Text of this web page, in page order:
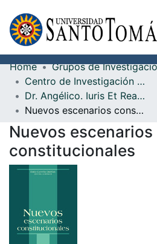
Communities & Collections
All of DSpace
Documents
Home
Grupos de
Centro de Investigación San Alberto Magno
Dr. Angélico. Iuris Et Realitas
Nuevos escenarios constitucionales
Nuevos escenarios
constitucionales